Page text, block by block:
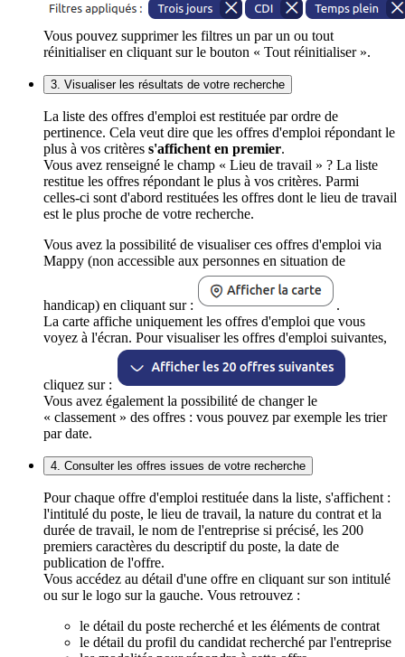
Vous pouvez supprimer les filtres un par un ou tout
réinitialiser en cliquant sur le bouton « Tout réinitialiser ».
3. Visualiser les résultats de votre recherche
La liste des offres d'emploi est restituée par ordre de
pertinence. Cela veut dire que les offres d'emploi répondant le
plus à vos critères s'affichent en premier.
Vous avez renseigné le champ « Lieu de travail » ? La liste
restitue les offres répondant le plus à vos critères. Parmi
celles-ci sont d'abord restituées les offres dont le lieu de travail
est le plus proche de votre recherche.
Vous avez la possibilité de visualiser ces offres d'emploi via
Mappy (non accessible aux personnes en situation de
handicap) en cliquant sur :
.
La carte affiche uniquement les offres d'emploi que vous
voyez à l'écran. Pour visualiser les offres d'emploi suivantes,
cliquez sur :
Vous avez également la possibilité de changer le
« classement » des offres : vous pouvez par exemple les trier
par date.
4. Consulter les offres issues de votre recherche
Pour chaque offre d'emploi restituée dans la liste, s'affichent :
l'intitulé du poste, le lieu de travail, la nature du contrat et la
durée de travail, le nom de l'entreprise si précisé, les 200
premiers caractères du descriptif du poste, la date de
publication de l'offre.
Vous accédez au détail d'une offre en cliquant sur son intitulé
ou sur le logo sur la gauche. Vous retrouvez :
le détail du poste recherché et les éléments de contrat
le détail du profil du candidat recherché par l'entreprise